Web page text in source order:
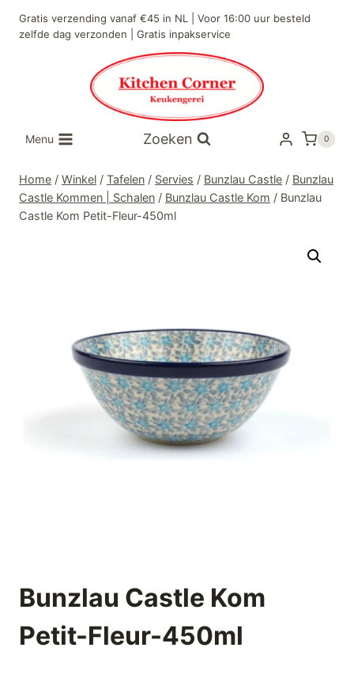
naar
Gratis verzending vanaf €45 in NL | Voor 16:00 uur besteld
zelfde dag verzonden | Gratis inpakservice
Menu Zoeken 0
Home / Winkel / Tafelen / Servies / Bunzlau Castle / Bunzlau
Castle Kommen | Schalen / Bunzlau Castle Kom / Bunzlau
Castle Kom Petit-Fleur-450ml
Bunzlau Castle Kom
Petit-Fleur-450ml